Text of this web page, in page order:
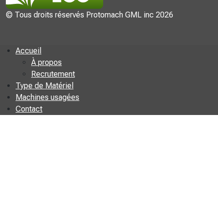
© Tous droits réservés Protomach GML inc 2026
Accueil
À propos
Recrutement
Type de Matériel
Machines usagées
Contact